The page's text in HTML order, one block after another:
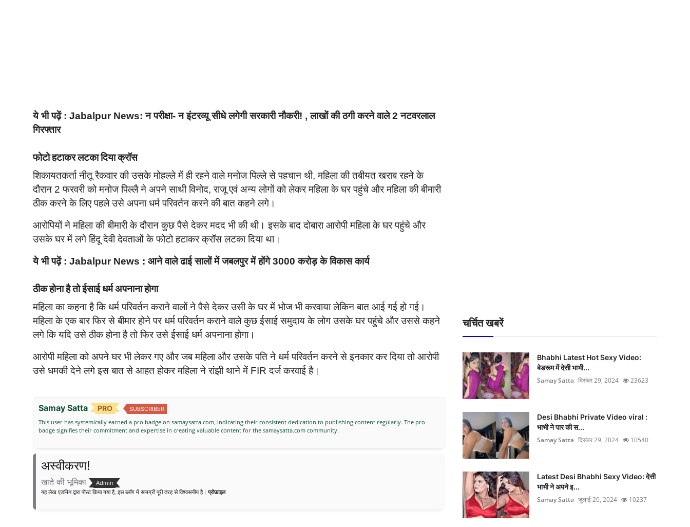
ये भी पढ़ें : Jabalpur News: न परीक्षा- न इंटरव्यू सीधे लगेगी सरकारी नौकरी! , लाखों की ठगी करने वाले 2 नटवरलाल
गिरफ्तार
फोटो हटाकर लटका दिया क्रॉस
शिकायतकर्ता नीतू रैकवार की उसके मोहल्ले में ही रहने वाले मनोज पिल्ले से पहचान थी, महिला की तबीयत खराब रहने के
दौरान 2 फरवरी को मनोज पिल्लै ने अपने साथी विनोद, राजू एवं अन्य लोगों को लेकर महिला के घर पहुंचे और महिला की बीमारी
ठीक करने के लिए पहले उसे अपना धर्म परिवर्तन करने की बात कहने लगे।
आरोपियों ने महिला की बीमारी के दौरान कुछ पैसे देकर मदद भी की थी। इसके बाद दोबारा आरोपी महिला के घर पहुंचे और
उसके घर में लगे हिंदू देवी देवताओं के फोटो हटाकर क्रॉस लटका दिया था।
ये भी पढ़ें : Jabalpur News : आने वाले ढाई सालों में जबलपुर में होंगे 3000 करोड़ के विकास कार्य
ठीक होना है तो ईसाई धर्म अपनाना होगा
महिला का कहना है कि धर्म परिवर्तन कराने वालों ने पैसे देकर उसी के घर में भोज भी करवाया लेकिन बात आई गई हो गई।
महिला के एक बार फिर से बीमार होने पर धर्म परिवर्तन कराने वाले कुछ ईसाई समुदाय के लोग उसके घर पहुंचे और उससे कहने
लगे कि यदि उसे ठीक होना है तो फिर उसे ईसाई धर्म अपनाना होगा।
आरोपी महिला को अपने घर भी लेकर गए और जब महिला और उसके पति ने धर्म परिवर्तन करने से इनकार कर दिया तो आरोपी
उसे धमकी देने लगे इस बात से आहत होकर महिला ने रांझी थाने में FIR दर्ज करवाई है।
Samay Satta PRO SUBSCRIBER
This user has systemically earned a pro badge on samaysatta.com, indicating their consistent dedication to publishing content regularly. The pro
badge signifies their commitment and expertise in creating valuable content for the samaysatta.com community.
अस्वीकरण!
खाते की भूमिका Admin
यह लेख एडमिन द्वारा पोस्ट किया गया है, इस ब्लॉग में सामग्री पूरी तरह से विश्वसनीय है।प्रोफ़ाइल
चर्चित खबरें
Bhabhi Latest Hot Sexy Video:
बेडरूम में देसी भाभी...
Samay Satta दिसंबर 29, 2024 23623
Desi Bhabhi Private Video viral :
भाभी ने पार की स...
Samay Satta दिसंबर 29, 2024 10540
Latest Desi Bhabhi Sexy Video: देसी
भाभी ने अपने इ...
Samay Satta जुलाई 20, 2024 10237